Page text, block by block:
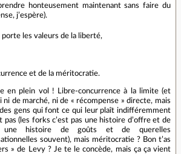
honteusement maintenant sans faire du
j’espère).
les valeurs de la liberté,
et de la méritocratie.
en plein vol ! Libre-concurrence à la limite (et
ni de marché, ni de « récompense » directe, mais
gens qui font ce qui leur plaît indifféremment
pas (les forks c’est pas une histoire d’offre et de
une histoire de goûts et de querelles
souvent), mais méritocratie ? Bon t’as
» de Levy ? Je te le concède, mais ça ça vient